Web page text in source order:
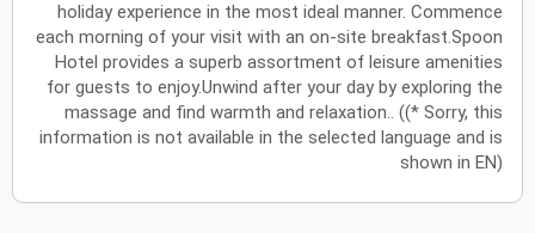
أكتوبر 2027
حالأحد ن الاثنينثالثلاثاء ر الأربعاءخالخميس
جالجمعةسالسبت
نوفمبر 2027
holiday experience in the most ideal manner. Commence
each morning of your visit with an on-site breakfast.Spoon
Hotel provides a superb assortment of leisure amenities
for guests to enjoy.Unwind after your day by exploring the
massage and find warmth and relaxation.. ((* Sorry, this
information is not available in the selected language and is
shown in EN)